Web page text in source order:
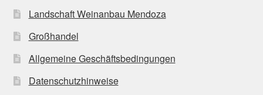
Landschaft Weinanbau Mendoza
Großhandel
Allgemeine Geschäftsbedingungen
Datenschutzhinweise